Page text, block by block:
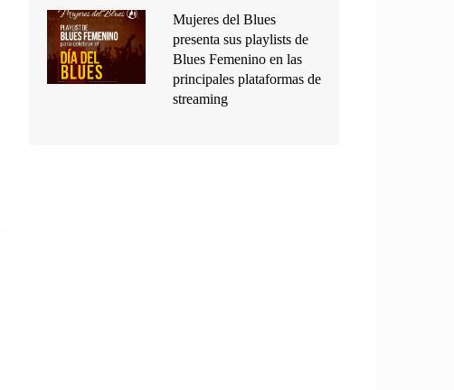
Mujeres del Blues
presenta sus playlists de
Blues Femenino en las
principales plataformas de
streaming